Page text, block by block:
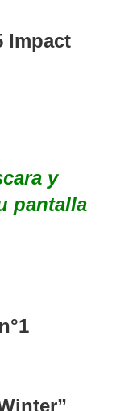
Impact
y
pantalla